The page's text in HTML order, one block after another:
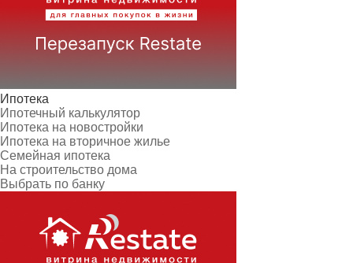
Ипотека
Ипотечный калькулятор
Ипотека на новостройки
Ипотека на вторичное жилье
Семейная ипотека
На строительство дома
Выбрать по банку